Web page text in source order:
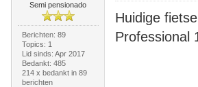
Semi pensionado
Berichten: 89
Topics: 1
Lid sinds: Apr 2017
Bedankt: 485
214 x bedankt in 89
berichten
Huidige
Professional